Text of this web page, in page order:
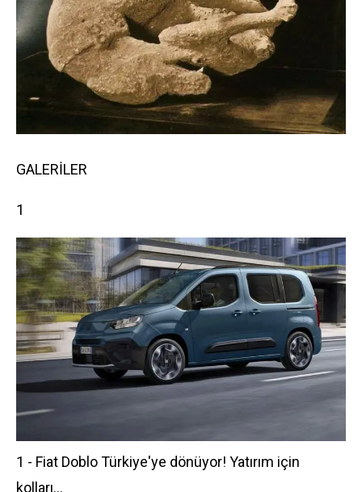
GALERİLER
1
1 - Fiat Doblo Türkiye'ye dönüyor! Yatırım için
kolları...